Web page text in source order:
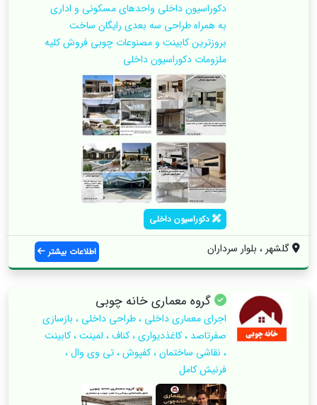
دکوراسیون داخلی واحدهای مسکونی و اداری
به همراه طراحی سه بعدی رایگان ساخت
بروزترین کابینت و مصنوعات چوبی فروش کلیه
ملزومات دکوراسیون داخلی
دکوراسیون داخلی
گلشهر ، بلوار سرداران اطلاعات بیشتر
گروه‌ معماری خانه چوبی
اجرای معماری داخلی ، طراحی داخلی ، بازسازی
صفرتاصد ، کاغذدیواری ، کناف ، لمینت ، کابینت
، نقاشی ساختمان ، کفپوش ، تی وی وال ،
فرنیش کامل